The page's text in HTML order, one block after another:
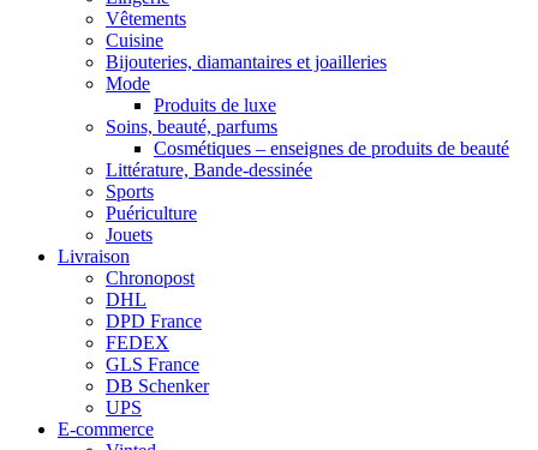
Vêtements
Cuisine
Bijouteries, diamantaires et joailleries
Mode
Produits de luxe
Soins, beauté, parfums
Cosmétiques – enseignes de produits de beauté
Littérature, Bande-dessinée
Sports
Puériculture
Jouets
Livraison
Chronopost
DHL
DPD France
FEDEX
GLS France
DB Schenker
UPS
E-commerce